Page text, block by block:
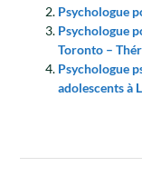
Psychologue
Psychologue
Toronto –
Psychologue
adolescents à